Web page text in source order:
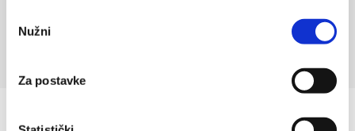
pristanka
Nužni
Za postavke